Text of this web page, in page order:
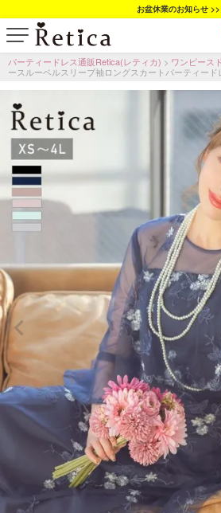
お盆休業のお知らせ >>
パーティードレス通販Retica(レティカ) ワンピース
ースルーベルスリーブ袖ロングスカートパーティー